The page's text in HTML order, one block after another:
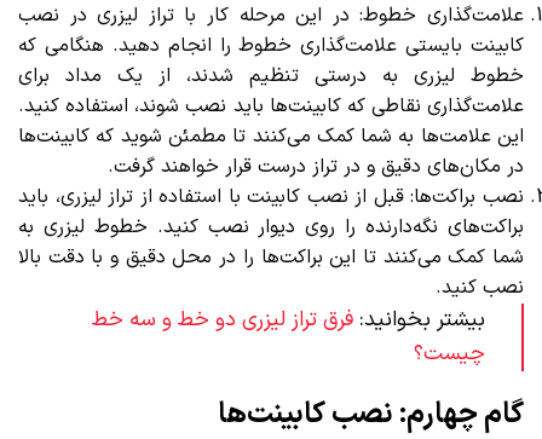
علامت‌گذاری خطوط: در این مرحله کار با تراز لیزری در نصب
کابینت بایستی علامت‌گذاری خطوط را انجام دهید. هنگامی که
خطوط لیزری به درستی تنظیم شدند، از یک مداد برای
علامت‌گذاری نقاطی که کابینت‌ها باید نصب شوند، استفاده کنید.
این علامت‌ها به شما کمک می‌کنند تا مطمئن شوید که کابینت‌ها
در مکان‌های دقیق و در تراز درست قرار خواهند گرفت.
نصب براکت‌ها: قبل از نصب کابینت با استفاده از تراز لیزری، باید
براکت‌های نگه‌دارنده را روی دیوار نصب کنید. خطوط لیزری به
شما کمک می‌کنند تا این براکت‌ها را در محل دقیق و با دقت بالا
نصب کنید.
بیشتر بخوانید: فرق تراز لیزری دو خط و سه خط
چیست؟
گام چهارم: نصب کابینت‌ها